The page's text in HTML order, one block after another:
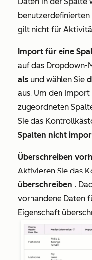
benutzerdefinierten
gilt nicht für
Import für eine
auf das Dropdown-
als und wählen Sie
aus. Um den Import
zugeordneten
Sie das
Spalten nicht
Überschreiben
Aktivieren Sie das
überschreiben .
vorhandene Daten
Eigenschaft